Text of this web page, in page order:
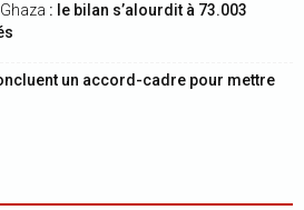
: le bilan s’alourdit à 73.003
un accord-cadre pour mettre